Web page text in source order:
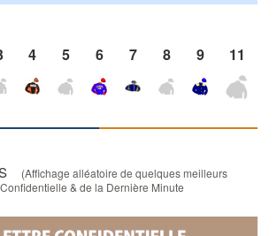
4 5 6 7 8 9 11
(Affichage alléatoire de quelques meilleurs
& de la Dernière Minute